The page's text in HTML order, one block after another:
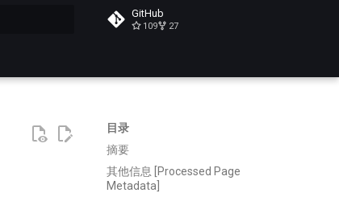
GitHub
109 27
目录
摘要
其他信息 [Processed Page
Metadata]